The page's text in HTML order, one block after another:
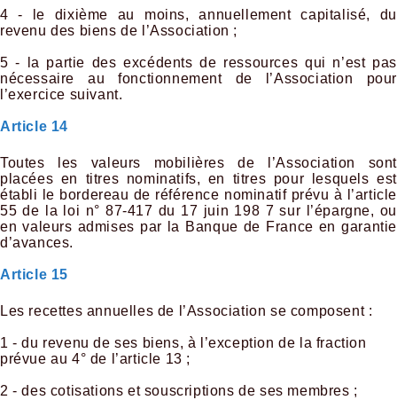
4 - le dixième au moins, annuellement capitalisé, du
revenu des biens de l’Association ;
5 - la partie des excédents de ressources qui n’est pas
nécessaire au fonctionnement de l’Association pour
l’exercice suivant.
Article 14
Toutes les valeurs mobilières de l’Association sont
placées en titres nominatifs, en titres pour lesquels est
établi le bordereau de référence nominatif prévu à l’article
55 de la loi n° 87-417 du 17 juin 198 7 sur l’épargne, ou
en valeurs admises par la Banque de France en garantie
d’avances.
Article 15
Les recettes annuelles de l’Association se composent :
1 - du revenu de ses biens, à l’exception de la fraction
prévue au 4° de l’article 13 ;
2 - des cotisations et souscriptions de ses membres ;